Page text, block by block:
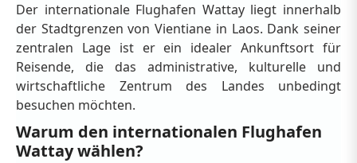
Der internationale Flughafen Wattay liegt innerhalb
der Stadtgrenzen von Vientiane in Laos. Dank seiner
zentralen Lage ist er ein idealer Ankunftsort für
Reisende, die das administrative, kulturelle und
wirtschaftliche Zentrum des Landes unbedingt
besuchen möchten.
Warum den internationalen Flughafen
Wattay wählen?